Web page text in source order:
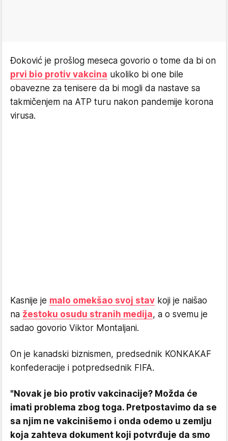
Đoković je prošlog meseca govorio o tome da bi on
prvi bio protiv vakcina ukoliko bi one bile
obavezne za tenisere da bi mogli da nastave sa
takmičenjem na ATP turu nakon pandemije korona
virusa.
Kasnije je malo omekšao svoj stav koji je naišao
na žestoku osudu stranih medija, a o svemu je
sadao govorio Viktor Montaljani.
On je kanadski biznismen, predsednik KONKAKAF
konfederacije i potpredsednik FIFA.
"Novak je bio protiv vakcinacije? Možda će
imati problema zbog toga. Pretpostavimo da se
sa njim ne vakcinišemo i onda odemo u zemlju
koja zahteva dokument koji potvrđuje da smo